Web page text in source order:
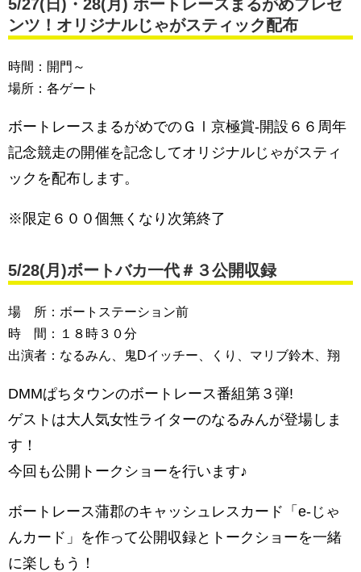
5/27( 日 )・28(月) ボートレースまるがめプレゼ
ンツ！オリジナルじゃがスティック配布
時間：開門～
場所：各ゲート
ボートレースまるがめでのＧⅠ京極賞-開設６６周年
記念競走の開催を記念してオリジナルじゃがスティ
ックを配布します。
※限定６００個無くなり次第終了
5/28(月)ボートバカ一代＃３公開収録
場 所：ボートステーション前
時 間：１８時３０分
出演者：なるみん、鬼Dイッチー、くり、マリブ鈴木、翔
DMMぱちタウンのボートレース番組第３弾!
ゲストは大人気女性ライターのなるみんが登場しま
す！
今回も公開トークショーを行います♪
ボートレース蒲郡のキャッシュレスカード「e-じゃ
んカード」を作って公開収録とトークショーを一緒
に楽しもう！